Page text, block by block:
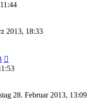
2013, 18:33
28. Februar 2013, 13:09